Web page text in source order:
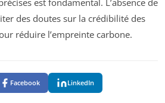
des doutes sur la crédibilité des
réduire l’empreinte carbone.
Facebook LinkedIn